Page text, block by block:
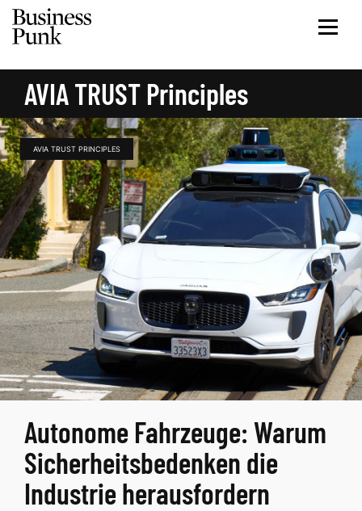
AVIA TRUST Principles
AVIA TRUST PRINCIPLES
Autonome Fahrzeuge: Warum
Sicherheitsbedenken die
Industrie herausfordern